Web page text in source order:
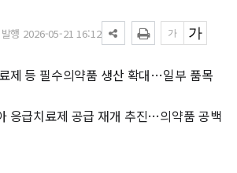
발행 2026-05-21 16:12
제 등 필수의약품 생산 확대…일부 품목
응급치료제 공급 재개 추진…의약품 공백